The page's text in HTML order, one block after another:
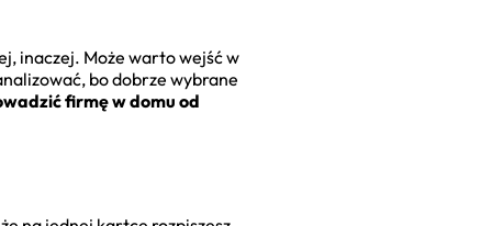
inaczej. Może warto wejść w
bo dobrze wybrane
firmę w domu od